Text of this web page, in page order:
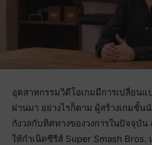
อุตสาหกรรมวิดีโอเกมมีการเปลี่ยนแ
ผ่านมา อย่างไรก็ตาม ผู้สร้างเกมชั้
กังวลกับทิศทางของวงการในปัจจุบัน
ให้กำเนิดซีรีส์ Super Smash